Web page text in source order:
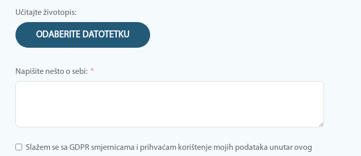
Učitajte životopis:
ODABERITE DATOTETKU
Napišite nešto o sebi:
Slažem se sa GDPR smjernicama i prihvaćam korištenje mojih podataka unutar ovog